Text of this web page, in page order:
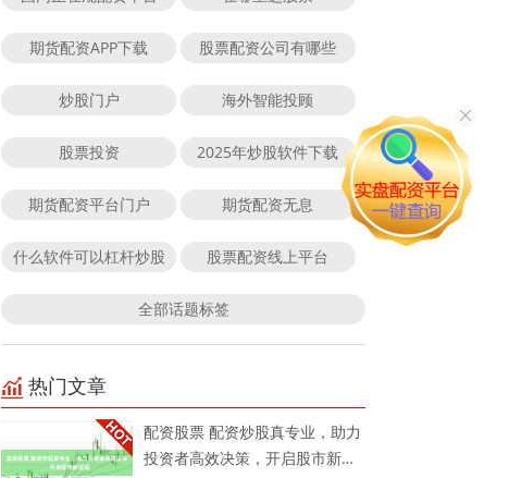
期货配资APP下载 股票配资公司有哪些
炒股门户 海外智能投顾
股票投资 2025年炒股软件下载
期货配资平台门户 期货配资无息
什么软件可以杠杆炒股 股票配资线上平台
全部话题标签
热门文章
配资股票 配资炒股真专业，助力
投资者高效决策，开启股市新征